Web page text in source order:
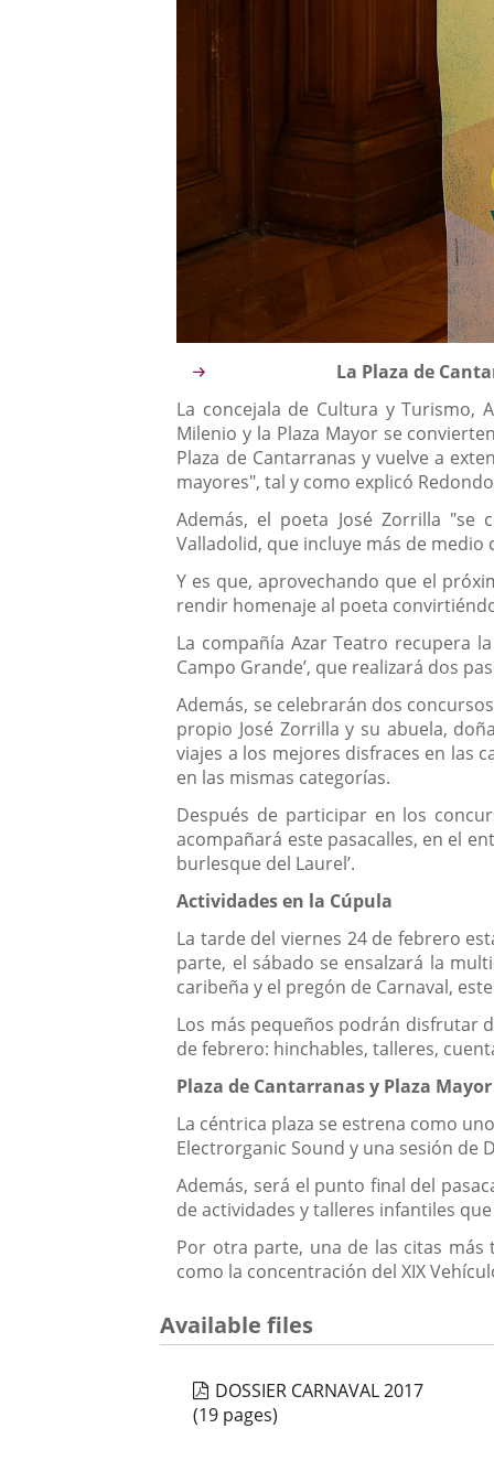
Descripción
La Plaza de
La concejala de Cultura y Turismo,
Milenio y la Plaza Mayor se
Plaza de Cantarranas y vuelve a
mayores", tal y como explicó
Además, el poeta José Zorrilla "se
Valladolid, que incluye más de
Y es que, aprovechando que el
rendir homenaje al poeta
La compañía Azar Teatro recupera
Campo Grande’, que realizará dos
Además, se celebrarán dos
propio José Zorrilla y su abuela,
viajes a los mejores disfraces en las
en las mismas categorías.
Después de participar en los
acompañará este pasacalles, en el
burlesque del Laurel’.
Actividades en la Cúpula
La tarde del viernes 24 de febrero
parte, el sábado se ensalzará la
caribeña y el pregón de Carnaval,
Los más pequeños podrán disfrutar
de febrero: hinchables, talleres,
Plaza de Cantarranas y Plaza Mayor
La céntrica plaza se estrena como
Electrorganic Sound y una sesión de
Además, será el punto final del
de actividades y talleres infantiles
Por otra parte, una de las citas más
como la concentración del XIX
Available files
DOSSIER CARNAVAL 2017
(19 pages)